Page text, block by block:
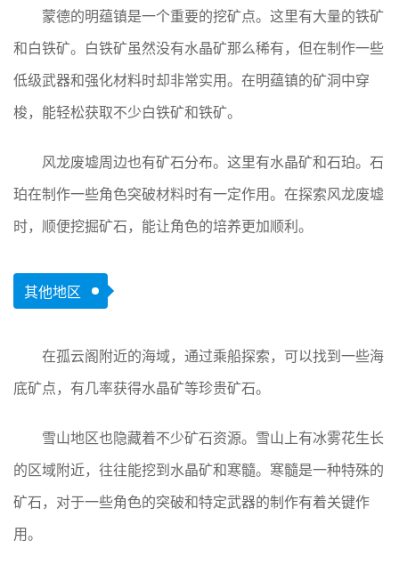
蒙德的明蕴镇是一个重要的挖矿点。这里有大量的铁矿
和白铁矿。白铁矿虽然没有水晶矿那么稀有，但在制作一些
低级武器和强化材料时却非常实用。在明蕴镇的矿洞中穿
梭，能轻松获取不少白铁矿和铁矿。
风龙废墟周边也有矿石分布。这里有水晶矿和石珀。石
珀在制作一些角色突破材料时有一定作用。在探索风龙废墟
时，顺便挖掘矿石，能让角色的培养更加顺利。
其他地区
在孤云阁附近的海域，通过乘船探索，可以找到一些海
底矿点，有几率获得水晶矿等珍贵矿石。
雪山地区也隐藏着不少矿石资源。雪山上有冰雾花生长
的区域附近，往往能挖到水晶矿和寒髓。寒髓是一种特殊的
矿石，对于一些角色的突破和特定武器的制作有着关键作
用。